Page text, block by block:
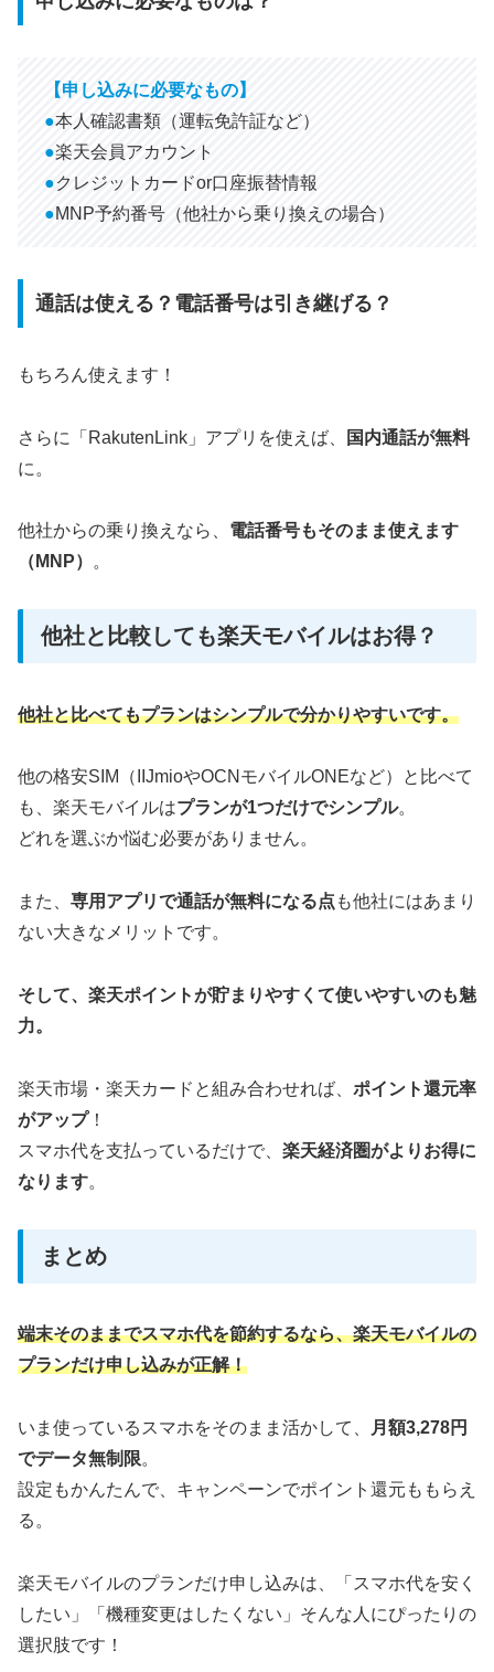
【申し込みに必要なもの】
●本人確認書類（運転免許証など）
●楽天会員アカウント
●クレジットカードor口座振替情報
●MNP予約番号（他社から乗り換えの場合）
通話は使える？電話番号は引き継げる？
もちろん使えます！
さらに「RakutenLink」アプリを使えば、
国内通話が無料
に。
他社からの乗り換えなら、 電話番号もそのまま使えます
（MNP） 。
他社と比較しても楽天モバイルはお得？
他社と比べてもプランはシンプルで分かりやすいです。
他の格安SIM（IIJmioやOCNモバイルONEなど）と比べて
も、楽天モバイルはプランが1つだけでシンプル。
どれを選ぶか悩む必要がありません。
また、 専用アプリで通話が無料になる点 も他社にはあまり
ない大きなメリットです。
そして、楽天ポイントが貯まりやすくて使いやすいのも魅
力。
楽天市場・楽天カードと組み合わせれば、 ポイント還元率
がアップ！
スマホ代を支払っているだけで、 楽天経済圏がよりお得に
なります。
まとめ
端末そのままでスマホ代を節約するなら、楽天モバイルの
プランだけ申し込みが正解！
いま使っているスマホをそのまま活かして、
月額3,278円
でデータ無制限。
設定もかんたんで、キャンペーンでポイント還元ももらえ
る。
楽天モバイルのプランだけ申し込みは、「スマホ代を安く
したい」「機種変更はしたくない」そんな人にぴったりの
選択肢です！